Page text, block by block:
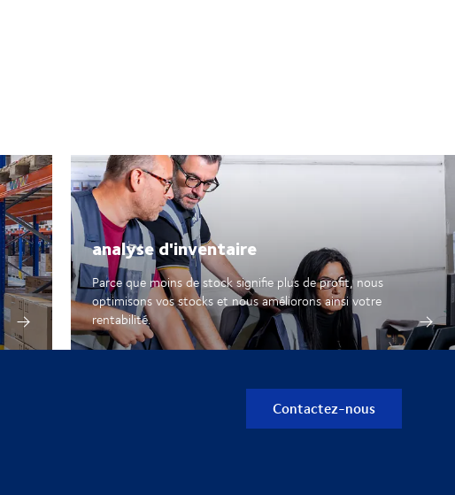
analyse d'inventaire
Parce que moins de stock signifie plus de profit, nous
optimisons vos stocks et nous améliorons ainsi votre
rentabilité.
Contactez-nous